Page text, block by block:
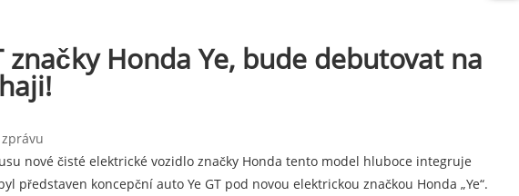
Honda Ye, bude debutovat na
nové čisté elektrické vozidlo značky Honda tento model hluboce integruje
koncepční auto Ye GT pod novou elektrickou značkou Honda „Ye“.